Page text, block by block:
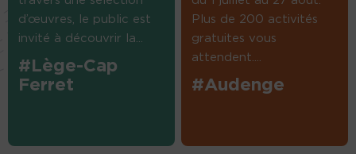
d’œuvres, le public est
invité à découvrir la...
#Lège-Cap
Ferret
Plus de 200 activités
gratuites vous
attendent....
#Audenge